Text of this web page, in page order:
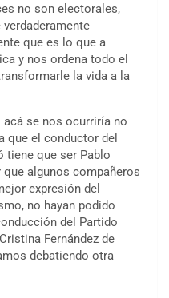
no son electorales,
que es lo que a
y nos ordena todo el
la vida a la
acá se nos ocurriría no
que el conductor del
tiene que ser Pablo
que algunos compañeros
expresión del
no hayan podido
del Partido
Fernández de
debatiendo otra